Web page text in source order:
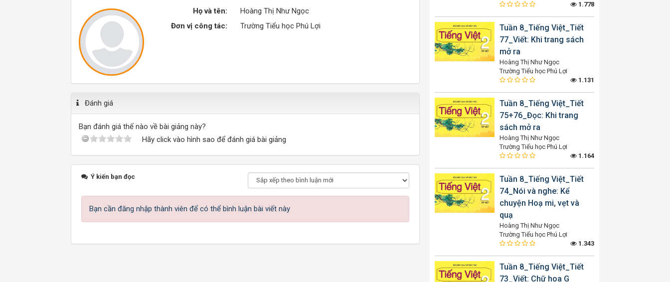
Họ và tên:
Hoàng Thị Như Ngọc
Đơn vị công tác:
Trường Tiểu học Phú Lợi
Đánh giá
Bạn đánh giá thế nào về bài giảng này?
Hãy click vào hình sao để đánh giá bài giảng
Ý kiến bạn đọc
Bạn cần đăng nhập thành viên để có thể bình luận bài viết này
1.778
Tuần 8_Tiếng Việt_Tiết
77_Viết: Khi trang sách
mở ra
Hoàng Thị Như Ngọc
Trường Tiểu học Phú Lợi
1.131
Tuần 8_Tiếng Việt_Tiết
75+76_Đọc: Khi trang
sách mở ra
Hoàng Thị Như Ngọc
Trường Tiểu học Phú Lợi
1.164
Tuần 8_Tiếng Việt_Tiết
74_Nói và nghe: Kể
chuyện Hoạ mi, vẹt và
quạ
Hoàng Thị Như Ngọc
Trường Tiểu học Phú Lợi
1.343
Tuần 8_Tiếng Việt_Tiết
73_Viết: Chữ hoa G